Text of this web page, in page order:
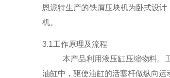
恩派特生产的铁屑压块机为卧式设
机。
3.1工作原理及流程
本产品利用液压缸压缩物料。工
油缸中，驱使油缸的活塞杆做纵向运